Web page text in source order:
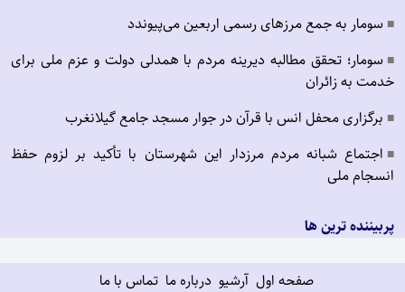
■ سومار به جمع مرزهای رسمی اربعین می‌پیوندد
■ سومار؛ تحقق مطالبه دیرینه مردم با همدلی دولت و عزم ملی برای
خدمت به زائران
■ برگزاری محفل انس با قرآن در جوار مسجد جامع گیلانغرب
■ اجتماع شبانه مردم مرزدار این شهرستان با تأکید بر لزوم حفظ
انسجام ملی
پربیننده ترین ها
صفحه اول آرشیو درباره ما تماس با ما